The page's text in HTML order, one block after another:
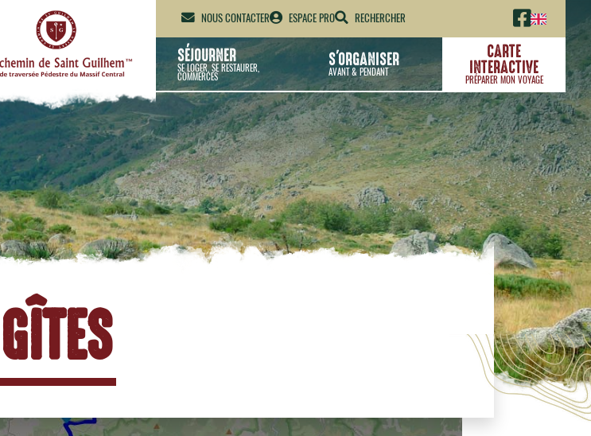
NOUS CONTACTER ESPACE PRO RECHERCHER
SÉJOURNER
SE LOGER, SE RESTAURER,
COMMERCES
S'ORGANISER
AVANT & PENDANT
CARTE
INTERACTIVE
PRÉPARER MON VOYAGE
GÎTES